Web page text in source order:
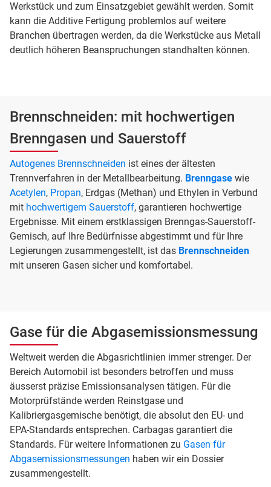
Werkstück und zum Einsatzgebiet gewählt werden. Somit
kann die Additive Fertigung problemlos auf weitere
Branchen übertragen werden, da die Werkstücke aus Metall
deutlich höheren Beanspruchungen standhalten können.
Brennschneiden: mit hochwertigen
Brenngasen und Sauerstoff
Autogenes Brennschneiden ist eines der ältesten
Trennverfahren in der Metallbearbeitung. Brenngase wie
Acetylen, Propan, Erdgas (Methan) und Ethylen in Verbund
mit hochwertigem Sauerstoff, garantieren hochwertige
Ergebnisse. Mit einem erstklassigen Brenngas-Sauerstoff-
Gemisch, auf Ihre Bedürfnisse abgestimmt und für Ihre
Legierungen zusammengestellt, ist das Brennschneiden
mit unseren Gasen sicher und komfortabel.
Gase für die Abgasemissionsmessung
Weltweit werden die Abgasrichtlinien immer strenger. Der
Bereich Automobil ist besonders betroffen und muss
äusserst präzise Emissionsanalysen tätigen. Für die
Motorprüfstände werden Reinstgase und
Kalibriergasgemische benötigt, die absolut den EU- und
EPA-Standards entsprechen. Carbagas garantiert die
Standards. Für weitere Informationen zu Gasen für
Abgasemissionsmessungen haben wir ein Dossier
zusammengestellt.